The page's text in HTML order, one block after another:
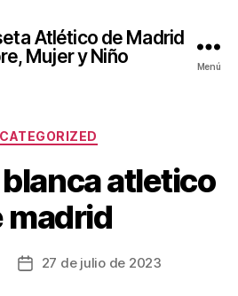
Atlético de Madrid
Mujer y Niño
Menú
Categorías
atletico
madrid
Fecha27 de julio de 2023